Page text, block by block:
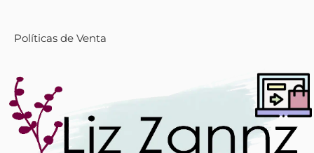
Políticas de Venta